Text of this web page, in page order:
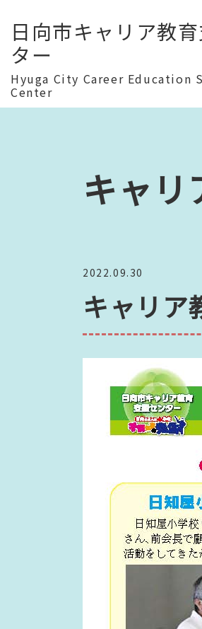
日向市キャリア教
ター
Hyuga City Career Education
Center
キャリ
2022.09.30
キャリア